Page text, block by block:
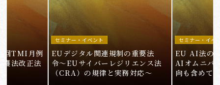
回TMI月例
護法改正法
セミナー・イベント
EUデジタル関連規制の重要法
令〜EUサイバーレジリエンス法
（CRA）の規律と実務対応〜
セミナー・イベ
EU AI法の
AIオムニバ
向も含めて